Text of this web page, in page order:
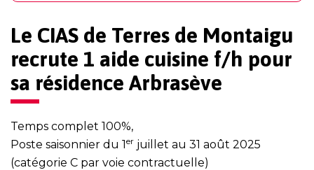
Le CIAS de Terres de Montaigu
recrute 1 aide cuisine f/h pour
sa résidence Arbrasève
Temps complet 100%,
Poste saisonnier du 1er juillet au 31 août 2025
(catégorie C par voie contractuelle)